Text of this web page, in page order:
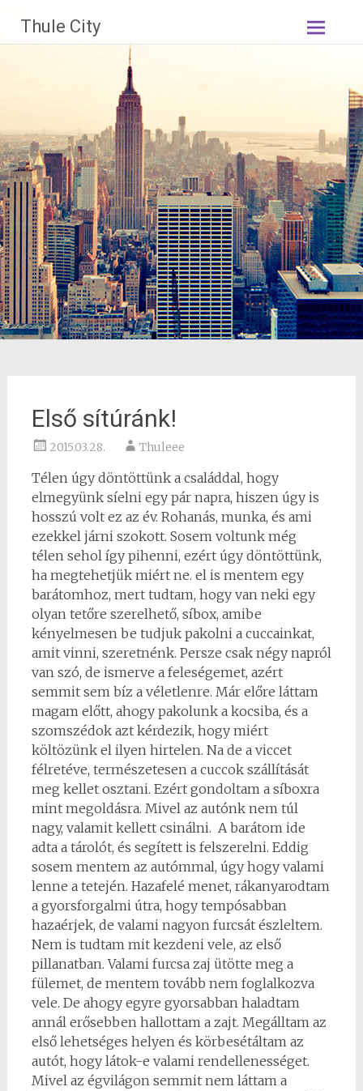
content
Thule City
Első sítúránk!
2015.03.28. Thuleee
Télen úgy döntöttünk a családdal, hogy
elmegyünk síelni egy pár napra, hiszen úgy is
hosszú volt ez az év. Rohanás, munka, és ami
ezekkel járni szokott. Sosem voltunk még
télen sehol így pihenni, ezért úgy döntöttünk,
ha megtehetjük miért ne. el is mentem egy
barátomhoz, mert tudtam, hogy van neki egy
olyan tetőre szerelhető, síbox, amibe
kényelmesen be tudjuk pakolni a cuccainkat,
amit vinni, szeretnénk. Persze csak négy napról
van szó, de ismerve a feleségemet, azért
semmit sem bíz a véletlenre. Már előre láttam
magam előtt, ahogy pakolunk a kocsiba, és a
szomszédok azt kérdezik, hogy miért
költözünk el ilyen hirtelen. Na de a viccet
félretéve, természetesen a cuccok szállítását
meg kellet osztani. Ezért gondoltam a síboxra
mint megoldásra. Mivel az autónk nem túl
nagy, valamit kellett csinálni. A barátom ide
adta a tárolót, és segített is felszerelni. Eddig
sosem mentem az autómmal, úgy hogy valami
lenne a tetején. Hazafelé menet, rákanyarodtam
a gyorsforgalmi útra, hogy tempósabban
hazaérjek, de valami nagyon furcsát észleltem.
Nem is tudtam mit kezdeni vele, az első
pillanatban. Valami furcsa zaj ütötte meg a
fülemet, de mentem tovább nem foglalkozva
vele. De ahogy egyre gyorsabban haladtam
annál erősebben hallottam a zajt. Megálltam az
első lehetséges helyen és körbesétáltam az
autót, hogy látok-e valami rendellenességet.
Mivel az égvilágon semmit nem láttam a